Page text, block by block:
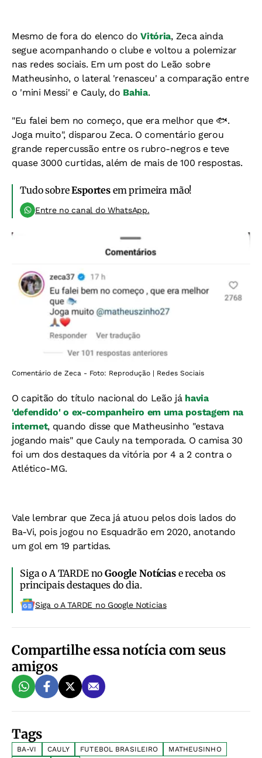
Mesmo de fora do elenco doVitória, Zeca ainda
segue acompanhando o clube e voltou a polemizar
nas redes sociais. Em um post do Leão sobre
Matheusinho, o lateral 'renasceu' a comparação entre
o 'mini Messi' e Cauly, do Bahia.
"Eu falei bem no começo, que era melhor que 🐟.
Joga muito", disparou Zeca. O comentário gerou
grande repercussão entre os rubro-negros e teve
quase 3000 curtidas, além de mais de 100 respostas.
Tudo sobreEsportesem primeira mão!
Entre no canal do WhatsApp.
Comentário de Zeca - Foto: Reprodução | Redes Sociais
O capitão do título nacional do Leão já havia
'defendido' o ex-companheiro em uma postagem na
internet, quando disse que Matheusinho "estava
jogando mais" que Cauly na temporada. O camisa 30
foi um dos destaques da vitória por 4 a 2 contra o
Atlético-MG.
Vale lembrar que Zeca já atuou pelos dois lados do
Ba-Vi, pois jogou no Esquadrão em 2020, anotando
um gol em 19 partidas.
Siga o A TARDE noGoogle Notíciase receba os
principais destaques do dia.
Siga o A TARDE no Google Noticias
Compartilhe essa notícia com seus
amigos
Tags
BA-VI CAULY FUTEBOL BRASILEIRO
MATHEUSINHO